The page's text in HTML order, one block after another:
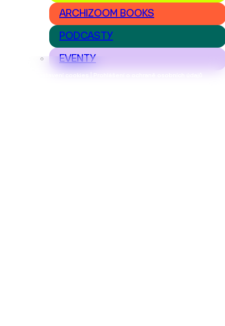
Nastavení cookies | Prohlášení o ochraně osobních údajů
ARCHIZOOM BOOKS
PODCASTY
EVENTY